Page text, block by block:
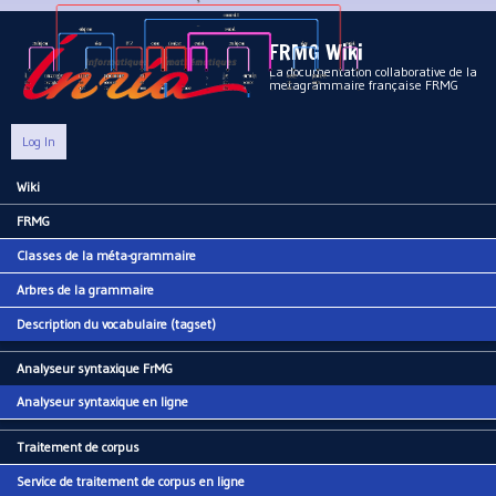
Aller au contenu principal
FRMG Wiki
La documentation collaborative de la
metagrammaire française FRMG
Log In
Main menu
Wiki
FRMG
Classes de la méta-grammaire
Arbres de la grammaire
Description du vocabulaire (tagset)
Analyseur syntaxique FrMG
Analyseur syntaxique en ligne
Traitement de corpus
Service de traitement de corpus en ligne